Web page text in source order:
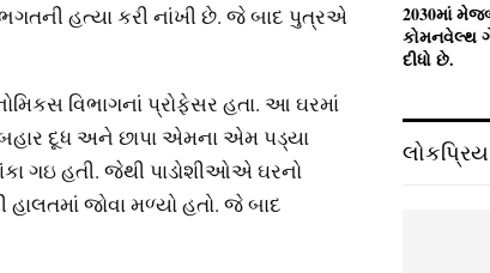
ભગતની હત્યા કરી નાંખી છે. જે બાદ પુત્રએ
વિભાગનાં પ્રોફેસર હતા. આ ઘરમાં
દૂધ અને છાપા એમના એમ પડ્યા
ગઇ હતી. જેથી પાડોશીઓએ ઘરનો
જોવા મળ્યો હતો. જે બાદ
2030માં
કોમનવેલ્થ
દીધો છે.